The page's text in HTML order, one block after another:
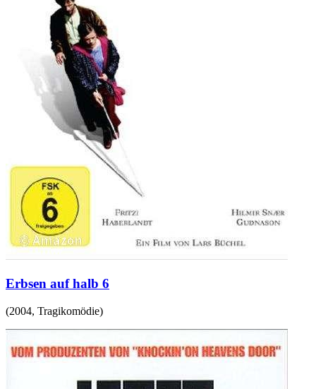
Erbsen auf halb 6
(2004, Tragikomödie)